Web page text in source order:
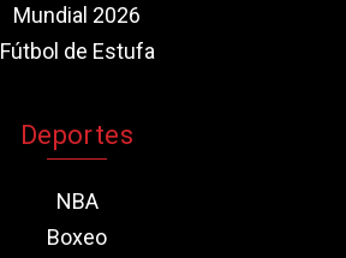
Mundial 2026
Fútbol de Estufa
Deportes
NBA
Boxeo